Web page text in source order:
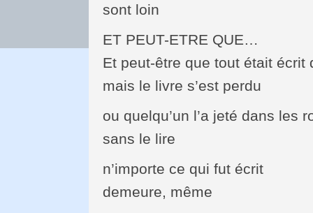
sont loin
ET PEUT-ETRE QUE…
Et peut-être que tout était écrit
mais le livre s’est perdu
ou quelqu’un l’a jeté dans les
sans le lire
n’importe ce qui fut écrit
demeure, même